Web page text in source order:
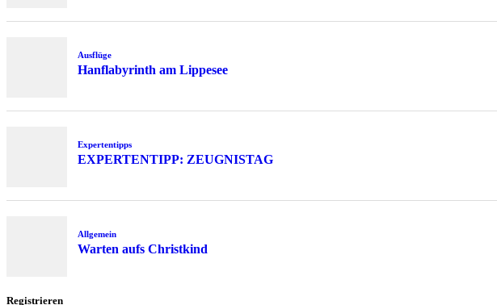
Ausflüge
Hanflabyrinth am Lippesee
Expertentipps
EXPERTENTIPP: ZEUGNISTAG
Allgemein
Warten aufs Christkind
Registrieren